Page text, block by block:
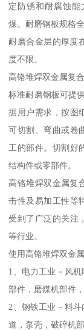
定防锈和耐腐蚀
煤。耐磨钢板规格
耐磨合金层的厚度
度不限。
高铬堆焊双金属复
标准耐磨钢板可提
据用户需求，按图
可切割、弯曲或卷
工的部件。切割好
结构件或零部件。
高铬堆焊双金属复
击性及易加工性等
受到了广泛的关注
等行业。
使用高铬堆焊双金
1、电力工业－风
部件，磨煤机部件
2、钢铁工业－料
道，泵壳，破碎机